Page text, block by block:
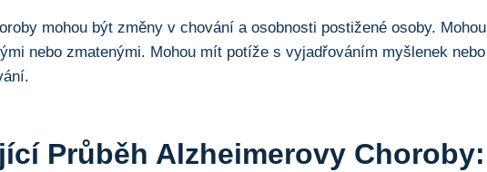
mohou být změny v chování a osobnosti postižené osoby. Mohou
nebo zmatenými. Mohou mít potíže s vyjadřováním myšlenek nebo
Průběh Alzheimerovy Choroby: